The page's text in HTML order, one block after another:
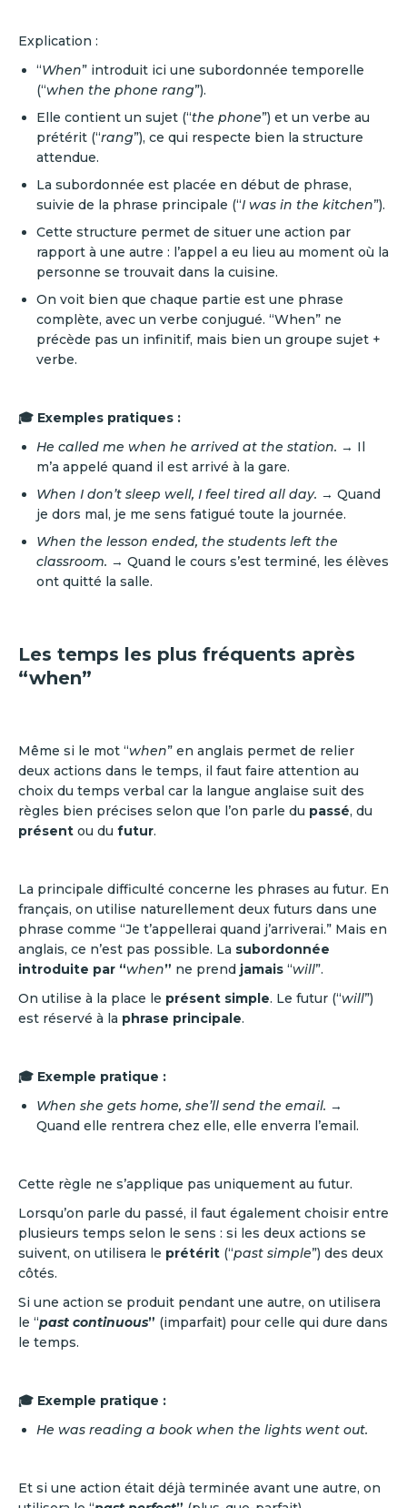
Explication :
“When” introduit ici une subordonnée temporelle
(“when the phone rang”).
Elle contient un sujet (“the phone”) et un verbe au
prétérit (“rang”), ce qui respecte bien la structure
attendue.
La subordonnée est placée en début de phrase,
suivie de la phrase principale (“I was in the kitchen”).
Cette structure permet de situer une action par
rapport à une autre : l’appel a eu lieu au moment où la
personne se trouvait dans la cuisine.
On voit bien que chaque partie est une phrase
complète, avec un verbe conjugué. “When” ne
précède pas un infinitif, mais bien un groupe sujet +
verbe.
🎓 Exemples pratiques :
He called me when he arrived at the station. → Il
m’a appelé quand il est arrivé à la gare.
When I don’t sleep well, I feel tired all day. → Quand
je dors mal, je me sens fatigué toute la journée.
When the lesson ended, the students left the
classroom. → Quand le cours s’est terminé, les élèves
ont quitté la salle.
Les temps les plus fréquents après
“when”
Même si le mot “when” en anglais permet de relier
deux actions dans le temps, il faut faire attention au
choix du temps verbal car la langue anglaise suit des
règles bien précises selon que l’on parle du passé, du
présent ou du futur.
La principale difficulté concerne les phrases au futur. En
français, on utilise naturellement deux futurs dans une
phrase comme “Je t’appellerai quand j’arriverai.” Mais en
anglais, ce n’est pas possible. La subordonnée
introduite par “when” ne prend jamais “will”.
On utilise à la place le présent simple. Le futur (“will”)
est réservé à la phrase principale.
🎓 Exemple pratique :
When she gets home, she’ll send the email. →
Quand elle rentrera chez elle, elle enverra l’email.
Cette règle ne s’applique pas uniquement au futur.
Lorsqu’on parle du passé, il faut également choisir entre
plusieurs temps selon le sens : si les deux actions se
suivent, on utilisera le prétérit (“past simple”) des deux
côtés.
Si une action se produit pendant une autre, on utilisera
le “past continuous” (imparfait) pour celle qui dure dans
le temps.
🎓 Exemple pratique :
He was reading a book when the lights went out.
Et si une action était déjà terminée avant une autre, on